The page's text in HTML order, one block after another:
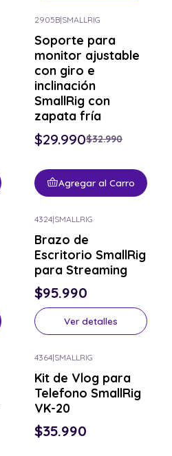
2905B|SMALLRIG
Soporte para
monitor ajustable
con giro e
inclinación
SmallRig con
zapata fría
$29.990$32.990
Agregar al Carro
4324|SMALLRIG
Brazo de
Escritorio SmallRig
para Streaming
$95.990
Ver detalles
4364|SMALLRIG
Kit de Vlog para
Telefono SmallRig
VK-20
$35.990